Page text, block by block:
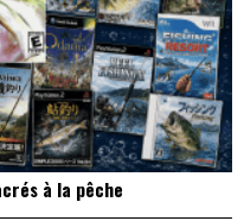
à la pêche